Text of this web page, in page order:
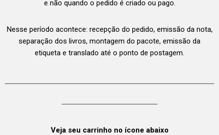
e não quando o pedido é criado ou pago.
Nesse período acontece: recepção do pedido, emissão da nota,
separação dos livros, montagem do pacote, emissão da
etiqueta e translado até o ponto de postagem.
Veja seu carrinho no ícone abaixo